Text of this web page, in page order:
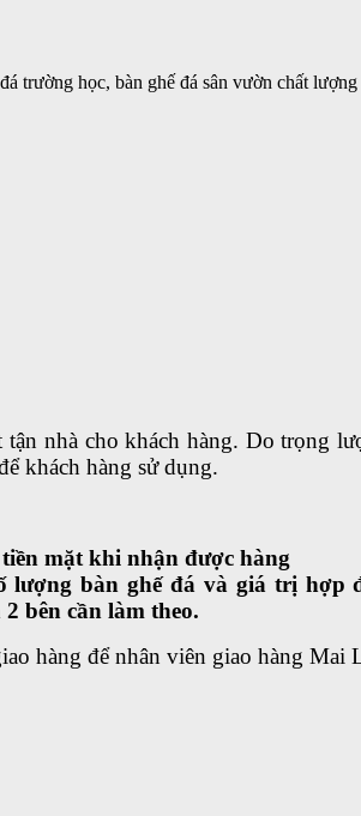
trường học, bàn ghế đá sân vườn chất
nhà cho khách hàng. Do trọng
khách hàng sử dụng.
mặt khi nhận được hàng
bàn ghế đá và giá trị hợp
bên cần làm theo.
hàng để nhân viên giao hàng